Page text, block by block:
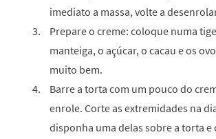
imediato a massa, volte a
Prepare o creme: coloque numa
manteiga, o açúcar, o cacau e os
muito bem.
Barre a torta com um pouco do
enrole. Corte as extremidades na
disponha uma delas sobre a torta e